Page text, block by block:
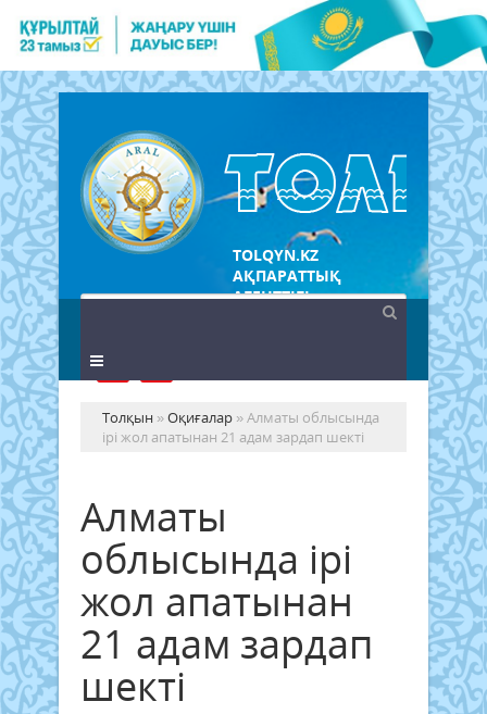
TOLQYN.KZ
АҚПАРАТТЫҚ
АГЕНТТІГІ
Толқын »Оқиғалар » Алматы облысында
ірі жол апатынан 21 адам зардап шекті
Алматы
облысында ірі
жол апатынан
21 адам зардап
шекті